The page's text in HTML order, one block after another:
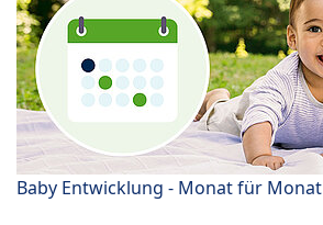
Baby Entwicklung - Monat für Monat